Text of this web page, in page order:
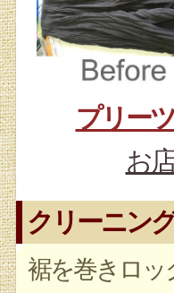
プリー
お
クリーニン
裾を巻きロッ